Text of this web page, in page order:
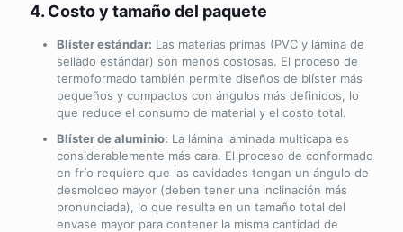
4. Costo y tamaño del paquete
Blíster estándar: Las materias primas (PVC y lámina de
sellado estándar) son menos costosas. El proceso de
termoformado también permite diseños de blíster más
pequeños y compactos con ángulos más definidos, lo
que reduce el consumo de material y el costo total.
Blíster de aluminio: La lámina laminada multicapa es
considerablemente más cara. El proceso de conformado
en frío requiere que las cavidades tengan un ángulo de
desmoldeo mayor (deben tener una inclinación más
pronunciada), lo que resulta en un tamaño total del
envase mayor para contener la misma cantidad de